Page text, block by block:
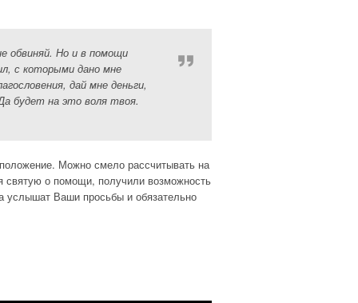
обвиняй. Но и в помощи
с которыми дано мне
дай мне деньги,
будет на это воля твоя.
Можно смело рассчитывать на
святую о помощи, получили возможность
услышат Ваши просьбы и обязательно